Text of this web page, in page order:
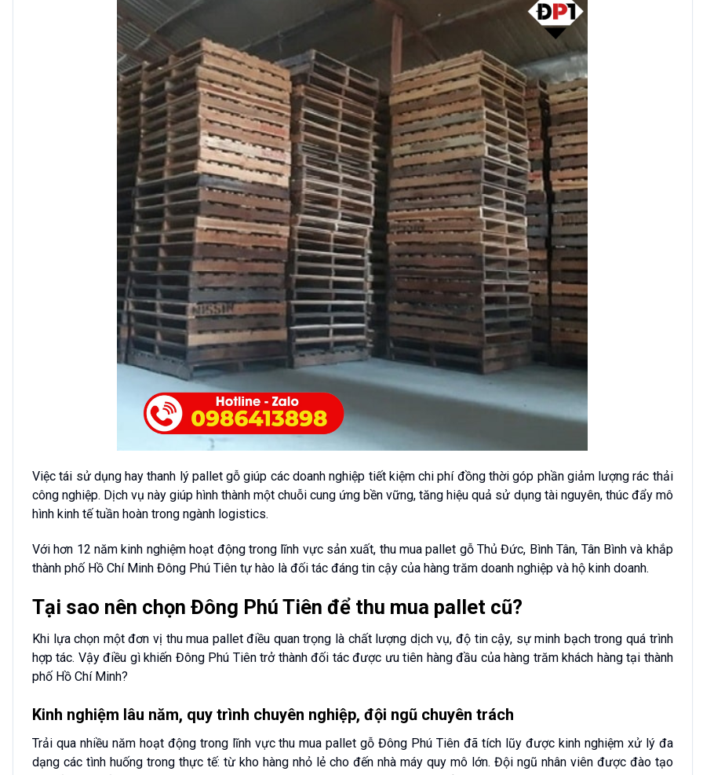
Việc tái sử dụng hay thanh lý pallet gỗ giúp các doanh nghiệp tiết kiệm chi phí đồng thời góp phần giảm lượng rác thải
công nghiệp. Dịch vụ này giúp hình thành một chuỗi cung ứng bền vững, tăng hiệu quả sử dụng tài nguyên, thúc đẩy mô
hình kinh tế tuần hoàn trong ngành logistics.
Với hơn 12 năm kinh nghiệm hoạt động trong lĩnh vực sản xuất, thu mua pallet gỗ Thủ Đức, Bình Tân, Tân Bình và khắp
thành phố Hồ Chí Minh Đông Phú Tiên tự hào là đối tác đáng tin cậy của hàng trăm doanh nghiệp và hộ kinh doanh.
Tại sao nên chọn Đông Phú Tiên để thu mua pallet cũ?
Khi lựa chọn một đơn vị thu mua pallet điều quan trọng là chất lượng dịch vụ, độ tin cậy, sự minh bạch trong quá trình
hợp tác. Vậy điều gì khiến Đông Phú Tiên trở thành đối tác được ưu tiên hàng đầu của hàng trăm khách hàng tại thành
phố Hồ Chí Minh?
Kinh nghiệm lâu năm, quy trình chuyên nghiệp, đội ngũ chuyên trách
Trải qua nhiều năm hoạt động trong lĩnh vực thu mua pallet gỗ Đông Phú Tiên đã tích lũy được kinh nghiệm xử lý đa
dạng các tình huống trong thực tế: từ kho hàng nhỏ lẻ cho đến nhà máy quy mô lớn. Đội ngũ nhân viên được đào tạo